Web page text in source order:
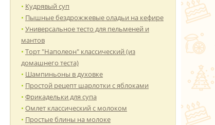
Кудрявый суп
Пышные бездрожжевые оладьи на кефире
Универсальное тесто для пельменей и
мантов
Торт "Наполеон" классический (из
домашнего теста)
Шампиньоны в духовке
Простой рецепт шарлотки с яблоками
Фрикадельки для супа
Омлет классический с молоком
Простые блины на молоке